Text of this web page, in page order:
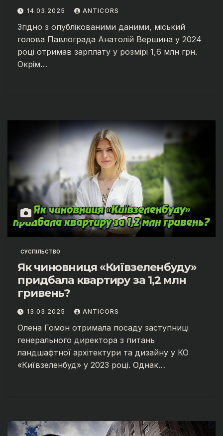
14.03.2025 ANTICORS
Згідно з опублікованими даними, міський
голова Павлограда Анатолій Вершина у 2024
році отримав зарплату у розмірі 1,6 млн грн.
Окрім…
СУСПІЛЬСТВО
Як чиновниця «Київзеленбуду»
придбала квартиру за 1,2 млн
гривень?
13.03.2025 ANTICORS
Олена Гомон отримала посаду заступниці
генерального директора з питань
ландшафтної архітектури та дизайну у КО
«Київзеленбуд» у 2023 році. Однак…